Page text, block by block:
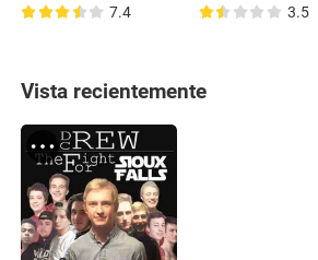
7.4 3.5
Vista recientemente